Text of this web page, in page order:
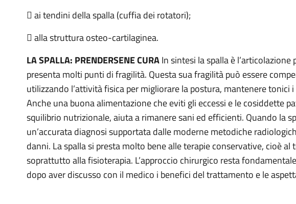
 ai tendini della spalla (cuffia dei rotatori);
 alla struttura osteo-cartilaginea.
LA SPALLA: PRENDERSENE CURAIn sintesi la spalla è
presenta molti punti di fragilità. Questa sua fragilità può essere
utilizzando l’attività fisica per migliorare la postura, mantenere tonici
Anche una buona alimentazione che eviti gli eccessi e le cosiddette
squilibrio nutrizionale, aiuta a rimanere sani ed efficienti. Quando la
un’accurata diagnosi supportata dalle moderne metodiche
danni. La spalla si presta molto bene alle terapie conservative, cioè
soprattutto alla fisioterapia. L’approccio chirurgico resta
dopo aver discusso con il medico i benefici del trattamento e le